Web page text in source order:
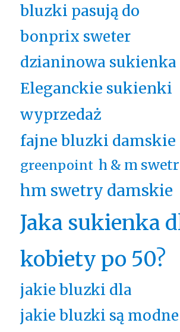
bluzki pasują do
bonprix sweter
dzianinowa sukienka
Eleganckie sukienki
wyprzedaż
fajne bluzki damskie
greenpoint h & m
hm swetry damskie
Jaka sukienka
kobiety po 50?
jakie bluzki dla
jakie bluzki są modne